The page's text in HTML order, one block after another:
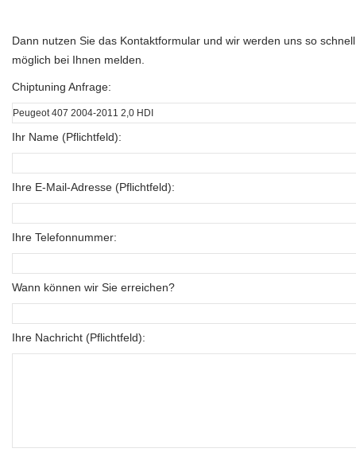
Dann nutzen Sie das Kontaktformular und wir werden uns so
möglich bei Ihnen melden.
Chiptuning Anfrage:
Ihr Name (Pflichtfeld):
Ihre E-Mail-Adresse (Pflichtfeld):
Ihre Telefonnummer:
Wann können wir Sie erreichen?
Ihre Nachricht (Pflichtfeld):